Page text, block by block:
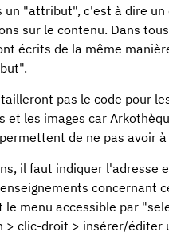
un "attribut", c'est à dire un
sur le contenu. Dans
écrits de la même
pas le code pour
et les images car
de ne pas avoir à
il faut indiquer l'adresse
concernant
le menu accessible par
> clic-droit > insérer/éditer